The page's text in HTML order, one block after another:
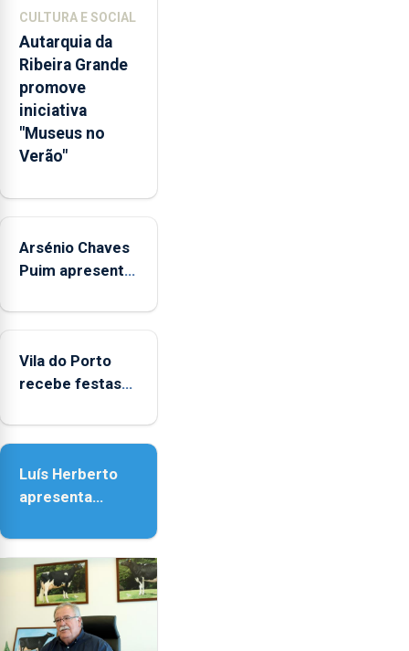
competências
emocionais
e
sociais
junto
das
crianças
CULTURA E SOCIAL
Autarquia da
Ribeira Grande
promove
iniciativa
"Museus no
Verão"
Arsénio Chaves
Puim apresenta
Biblioteca de
Vila do Porto
recebe festas
Nossa Senhora
Luís Herberto
apresenta
Paisagem’